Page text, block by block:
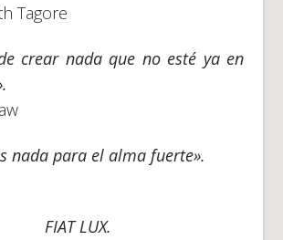
Tagore
crear nada que no esté ya en
nada para el alma fuerte».
FIAT LUX.